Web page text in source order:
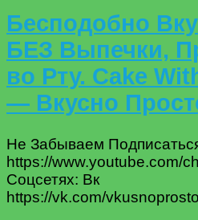
Бесподобно
БЕЗ Выпечки,
во Рту. Cake
— Вкусно
Не Забываем
https://www.youtube.com/
Соцсетях: Вк
https://vk.com/